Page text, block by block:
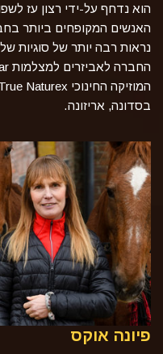
הוא נדחף על-ידי רצון עז
האנשים המקופחים ביותר
נראות רבה יותר של סוגיות
בסדונה, אריזונה.
פיונה אוקס